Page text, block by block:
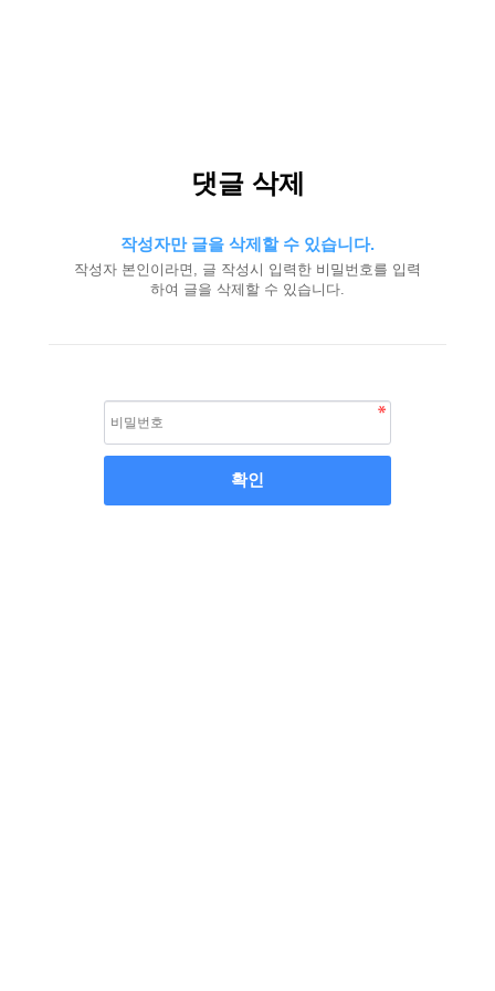
댓글 삭제
작성자만 글을 삭제할 수 있습니다.
작성자 본인이라면, 글 작성시 입력한 비밀번호를 입력
하여 글을 삭제할 수 있습니다.